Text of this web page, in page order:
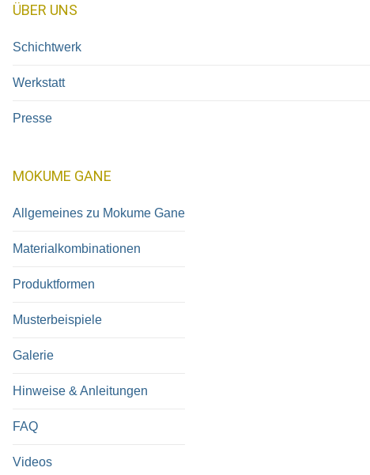
ÜBER UNS
Schichtwerk
Werkstatt
Presse
MOKUME GANE
Allgemeines zu Mokume Gane
Materialkombinationen
Produktformen
Musterbeispiele
Galerie
Hinweise & Anleitungen
FAQ
Videos